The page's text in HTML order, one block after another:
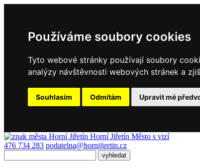
Používáme soubory cookies
Tyto webové stránky používají soubory
analýzy návštěvnosti webových stránek a
Souhlasím Odmítám Upravit mé
Horní Jiřetín Město s vizí
476 734 283 podatelna@hornijiretin.cz